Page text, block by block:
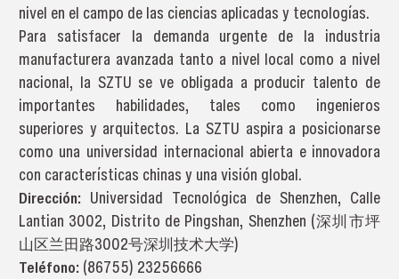
nivel en el campo de las ciencias aplicadas y tecnologías.
Para satisfacer la demanda urgente de la industria
manufacturera avanzada tanto a nivel local como a nivel
nacional, la SZTU se ve obligada a producir talento de
importantes habilidades, tales como ingenieros
superiores y arquitectos. La SZTU aspira a posicionarse
como una universidad internacional abierta e innovadora
con características chinas y una visión global.
Dirección: Universidad Tecnológica de Shenzhen, Calle
Lantian 3002, Distrito de Pingshan, Shenzhen (深圳市坪
山区兰田路3002号深圳技术大学)
Teléfono: (86755) 23256666